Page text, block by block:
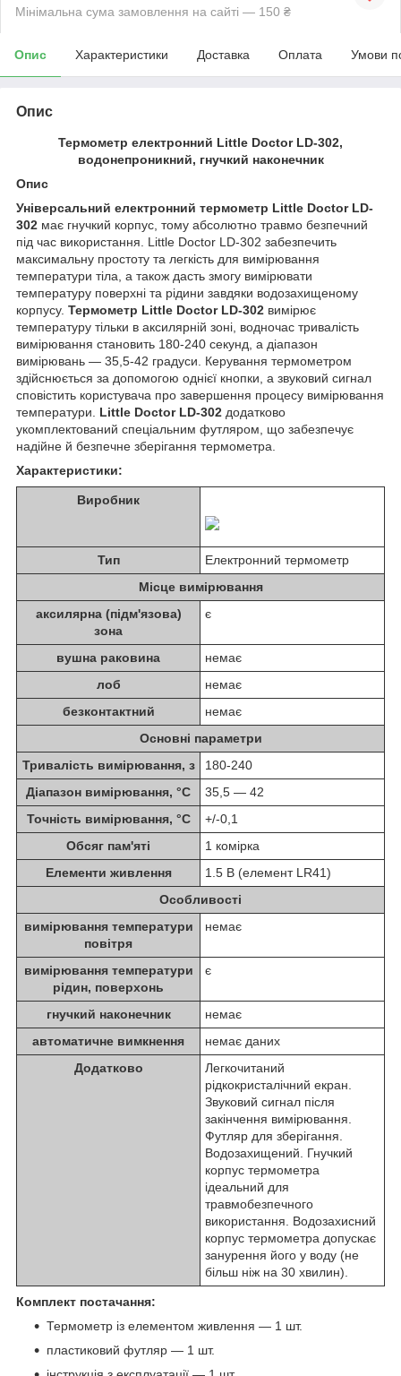
Мінімальна сума замовлення на сайті — 150 ₴
Опис Характеристики Доставка Оплата Умови
Опис
Термометр електронний Little Doctor LD-302,
водонепроникний, гнучкий наконечник
Опис
Універсальний електронний термометр Little Doctor LD-
302 має гнучкий корпус, тому абсолютно травмо безпечний
під час використання. Little Doctor LD-302 забезпечить
максимальну простоту та легкість для вимірювання
температури тіла, а також дасть змогу вимірювати
температуру поверхні та рідини завдяки водозахищеному
корпусу. Термометр Little Doctor LD-302 вимірює
температуру тільки в аксилярній зоні, водночас тривалість
вимірювання становить 180-240 секунд, а діапазон
вимірювань — 35,5-42 градуси. Керування термометром
здійснюється за допомогою однієї кнопки, а звуковий сигнал
сповістить користувача про завершення процесу вимірювання
температури. Little Doctor LD-302 додатково
укомплектований спеціальним футляром, що забезпечує
надійне й безпечне зберігання термометра.
Характеристики:
Виробник
Тип
Електронний термометр
Місце вимірювання
аксилярна (підм'язова)
зона
є
вушна раковина
немає
лоб
немає
безконтактний
немає
Основні параметри
Тривалість вимірювання, з
180-240
Діапазон вимірювання, °C
35,5 ― 42
Точність вимірювання, °C
+/-0,1
Обсяг пам'яті
1 комірка
Елементи живлення
1.5 В (елемент LR41)
Особливості
вимірювання температури
повітря
немає
вимірювання температури
рідин, поверхонь
є
гнучкий наконечник
немає
автоматичне вимкнення
немає даних
Додатково
Легкочитаний
рідкокристалічний екран.
Звуковий сигнал після
закінчення вимірювання.
Футляр для зберігання.
Водозахищений. Гнучкий
корпус термометра
ідеальний для
травмобезпечного
використання. Водозахисний
корпус термометра допускає
занурення його у воду (не
більш ніж на 30 хвилин).
Комплект постачання:
Термометр із елементом живлення — 1 шт.
пластиковий футляр — 1 шт.